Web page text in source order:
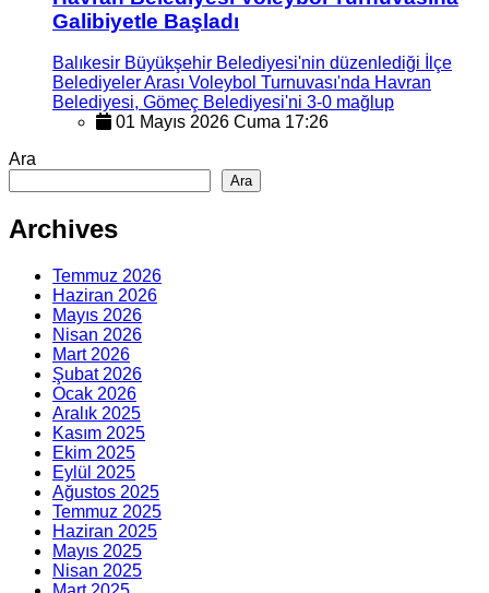
Galibiyetle Başladı
Balıkesir Büyükşehir Belediyesi'nin düzenlediği İlçe
Belediyeler Arası Voleybol Turnuvası'nda Havran
Belediyesi, Gömeç Belediyesi'ni 3-0 mağlup
01 Mayıs 2026 Cuma 17:26
Ara
Ara
Archives
Temmuz 2026
Haziran 2026
Mayıs 2026
Nisan 2026
Mart 2026
Şubat 2026
Ocak 2026
Aralık 2025
Kasım 2025
Ekim 2025
Eylül 2025
Ağustos 2025
Temmuz 2025
Haziran 2025
Mayıs 2025
Nisan 2025